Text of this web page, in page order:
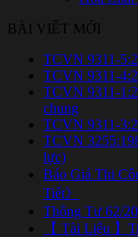
BÀI VIẾT MỚI
TCVN 9311-
TCVN 9311-
TCVN 9311-
chung
TCVN 9311-
TCVN
lực)
Báo Giá Thi
Tiết》
Thông Tư 62/
【 Tài Liệu 】